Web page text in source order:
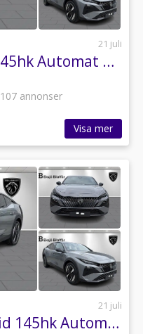
21 juli
Peugeot 408 Hybrid 145hk Automat GT Edition
107 annonser
Visa mer
21 juli
Peugeot 408 GT Hybrid 145hk Automat *Privatleasing*